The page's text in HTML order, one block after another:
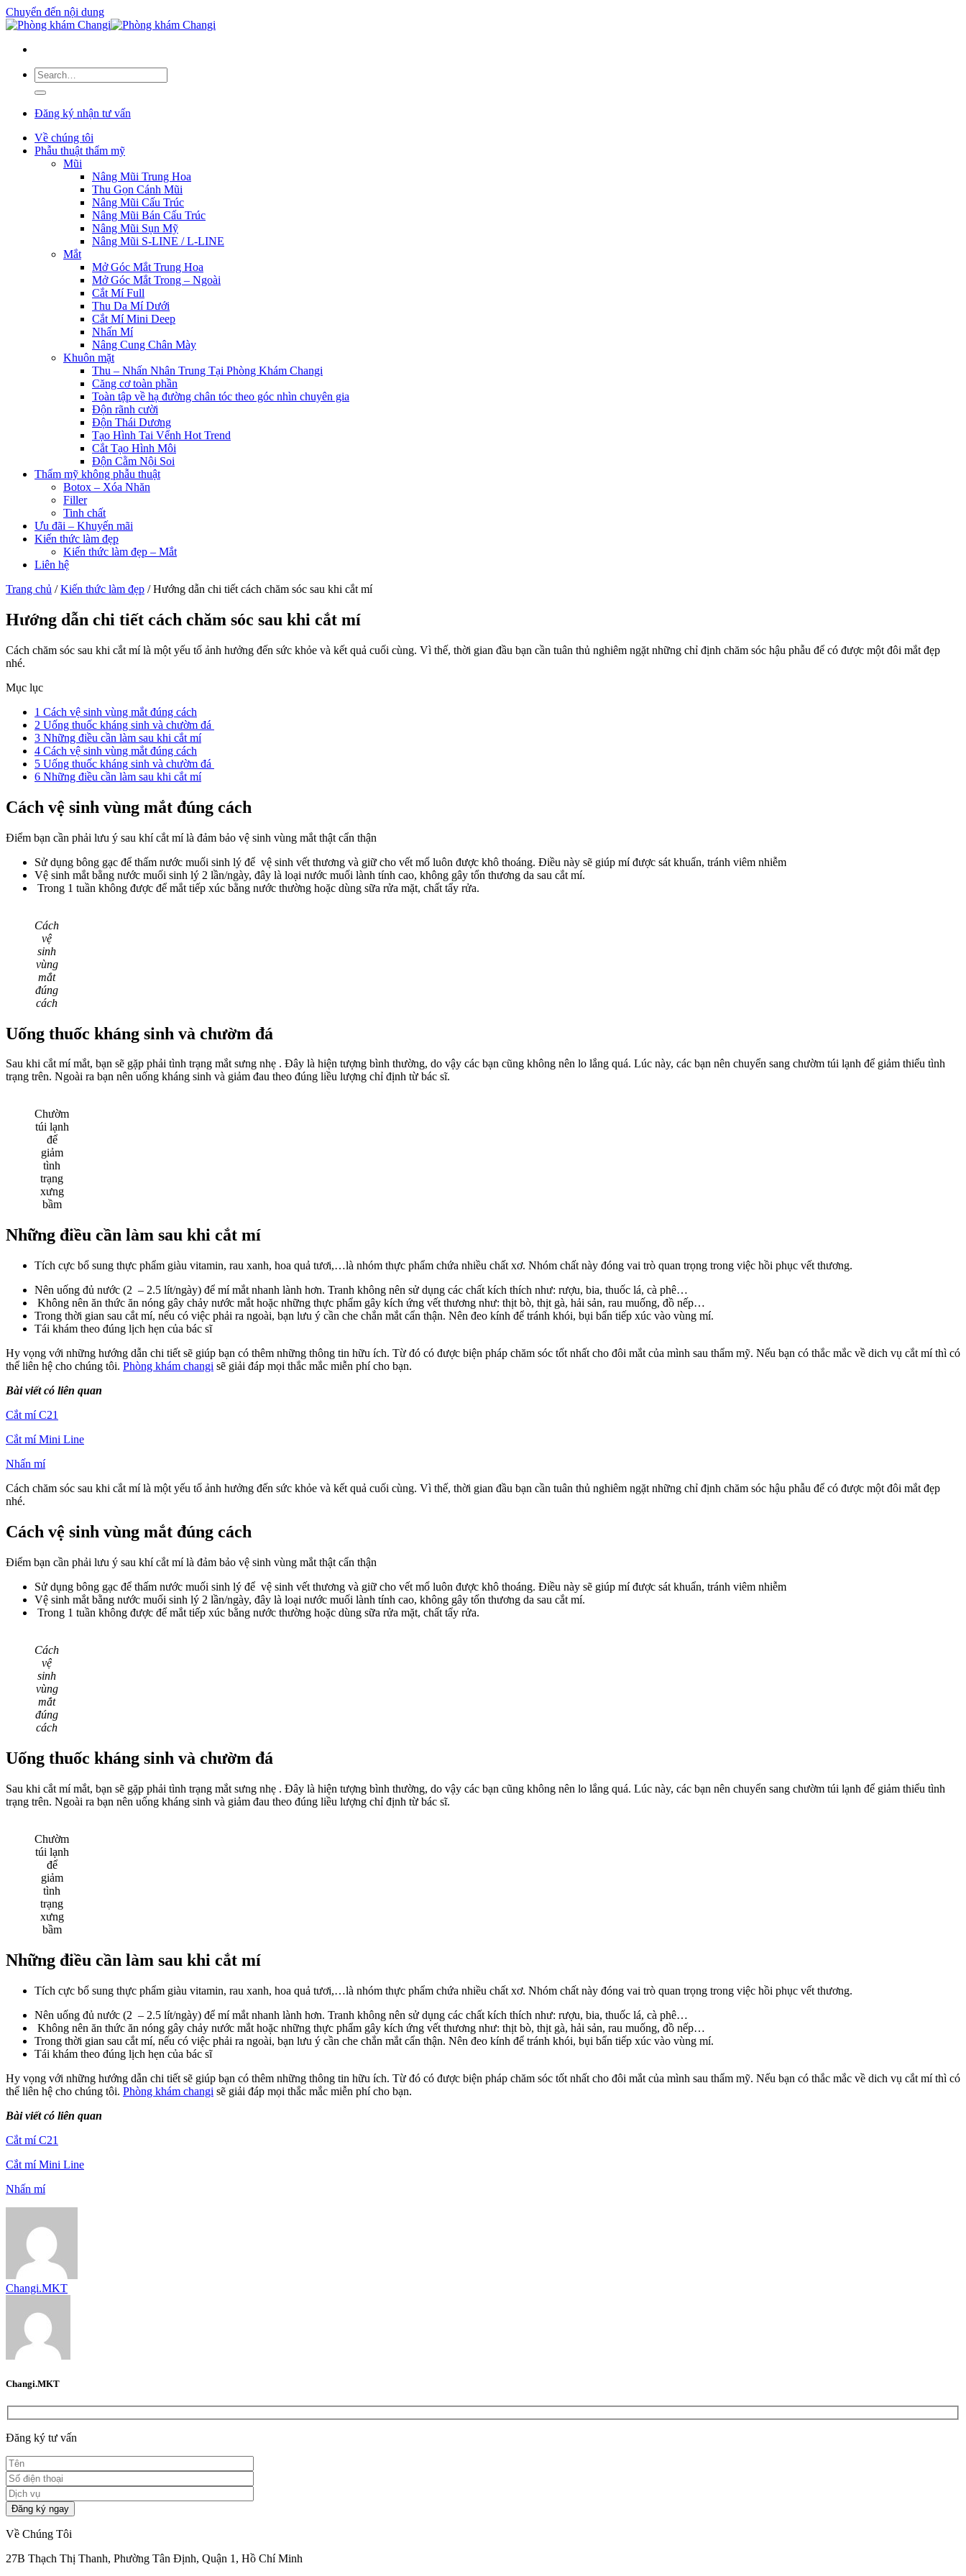
Chuyển đến nội dung
Đăng ký nhận tư vấn
Về chúng tôi
Phẫu thuật thẩm mỹ
Mũi
Nâng Mũi Trung Hoa
Thu Gọn Cánh Mũi
Nâng Mũi Cấu Trúc
Nâng Mũi Bán Cấu Trúc
Nâng Mũi Sụn Mỹ
Nâng Mũi S-LINE / L-LINE
Mắt
Mở Góc Mắt Trung Hoa
Mở Góc Mắt Trong – Ngoài
Cắt Mí Full
Thu Da Mí Dưới
Cắt Mí Mini Deep
Nhấn Mí
Nâng Cung Chân Mày
Khuôn mặt
Thu – Nhấn Nhân Trung Tại Phòng Khám Changi
Căng cơ toàn phần
Toàn tập về hạ đường chân tóc theo góc nhìn chuyên gia
Độn rãnh cười
Độn Thái Dương
Tạo Hình Tai Vểnh Hot Trend
Cắt Tạo Hình Môi
Độn Cằm Nội Soi
Thẩm mỹ không phẫu thuật
Botox – Xóa Nhăn
Filler
Tinh chất
Ưu đãi – Khuyến mãi
Kiến thức làm đẹp
Kiến thức làm đẹp – Mắt
Liên hệ
Trang chủ / Kiến thức làm đẹp /Hướng dẫn chi tiết cách chăm sóc sau khi cắt mí
Hướng dẫn chi tiết cách chăm sóc sau khi cắt mí
Cách chăm sóc sau khi cắt mí là một yếu tố ảnh hưởng đến sức khỏe và kết quả cuối cùng. Vì thế, thời gian đầu bạn cần tuân thủ nghiêm ngặt những chỉ định chăm sóc hậu phẫu để có được một đôi mắt đẹp
nhé.
Mục lục
1 Cách vệ sinh vùng mắt đúng cách
2 Uống thuốc kháng sinh và chườm đá
3 Những điều cần làm sau khi cắt mí
4 Cách vệ sinh vùng mắt đúng cách
5 Uống thuốc kháng sinh và chườm đá
6 Những điều cần làm sau khi cắt mí
Cách vệ sinh vùng mắt đúng cách
Điểm bạn cần phải lưu ý sau khí cắt mí là đảm bảo vệ sinh vùng mắt thật cẩn thận
Sử dụng bông gạc để thấm nước muối sinh lý để vệ sinh vết thương và giữ cho vết mổ luôn được khô thoáng. Điều này sẽ giúp mí được sát khuẩn, tránh viêm nhiễm
Vệ sinh mắt bằng nước muối sinh lý 2 lần/ngày, đây là loại nước muối lành tính cao, không gây tổn thương da sau cắt mí.
Trong 1 tuần không được để mắt tiếp xúc bằng nước thường hoặc dùng sữa rửa mặt, chất tẩy rửa.
Cách
vệ
sinh
vùng
mắt
đúng
cách
Uống thuốc kháng sinh và chườm đá
Sau khi cắt mí mắt, bạn sẽ gặp phải tình trạng mắt sưng nhẹ . Đây là hiện tượng bình thường, do vậy các bạn cũng không nên lo lắng quá. Lúc này, các bạn nên chuyển sang chườm túi lạnh để giảm thiểu tình
trạng trên. Ngoài ra bạn nên uống kháng sinh và giảm đau theo đúng liều lượng chỉ định từ bác sĩ.
Chườm
túi lạnh
để
giảm
tình
trạng
xưng
bầm
Những điều cần làm sau khi cắt mí
Tích cực bổ sung thực phẩm giàu vitamin, rau xanh, hoa quả tươi,…là nhóm thực phẩm chứa nhiều chất xơ. Nhóm chất này đóng vai trò quan trọng trong việc hồi phục vết thương.
Nên uống đủ nước (2 – 2.5 lít/ngày) để mí mắt nhanh lành hơn. Tranh không nên sử dụng các chất kích thích như: rượu, bia, thuốc lá, cà phê…
Không nên ăn thức ăn nóng gây chảy nước mắt hoặc những thực phẩm gây kích ứng vết thương như: thịt bò, thịt gà, hải sản, rau muống, đồ nếp…
Trong thời gian sau cắt mí, nếu có việc phải ra ngoài, bạn lưu ý cần che chắn mắt cẩn thận. Nên đeo kính để tránh khói, bụi bẩn tiếp xúc vào vùng mí.
Tái khám theo đúng lịch hẹn của bác sĩ
Hy vọng với những hướng dẫn chi tiết sẽ giúp bạn có thêm những thông tin hữu ích. Từ đó có được biện pháp chăm sóc tốt nhất cho đôi mắt của mình sau thẩm mỹ. Nếu bạn có thắc mắc về dich vụ cắt mí thì có
thể liên hệ cho chúng tôi. Phòng khám changi sẽ giải đáp mọi thắc mắc miễn phí cho bạn.
Bài viết có liên quan
Cắt mí C21
Cắt mí Mini Line
Nhấn mí
Cách chăm sóc sau khi cắt mí là một yếu tố ảnh hưởng đến sức khỏe và kết quả cuối cùng. Vì thế, thời gian đầu bạn cần tuân thủ nghiêm ngặt những chỉ định chăm sóc hậu phẫu để có được một đôi mắt đẹp
nhé.
Cách vệ sinh vùng mắt đúng cách
Điểm bạn cần phải lưu ý sau khí cắt mí là đảm bảo vệ sinh vùng mắt thật cẩn thận
Sử dụng bông gạc để thấm nước muối sinh lý để vệ sinh vết thương và giữ cho vết mổ luôn được khô thoáng. Điều này sẽ giúp mí được sát khuẩn, tránh viêm nhiễm
Vệ sinh mắt bằng nước muối sinh lý 2 lần/ngày, đây là loại nước muối lành tính cao, không gây tổn thương da sau cắt mí.
Trong 1 tuần không được để mắt tiếp xúc bằng nước thường hoặc dùng sữa rửa mặt, chất tẩy rửa.
Cách
vệ
sinh
vùng
mắt
đúng
cách
Uống thuốc kháng sinh và chườm đá
Sau khi cắt mí mắt, bạn sẽ gặp phải tình trạng mắt sưng nhẹ . Đây là hiện tượng bình thường, do vậy các bạn cũng không nên lo lắng quá. Lúc này, các bạn nên chuyển sang chườm túi lạnh để giảm thiểu tình
trạng trên. Ngoài ra bạn nên uống kháng sinh và giảm đau theo đúng liều lượng chỉ định từ bác sĩ.
Chườm
túi lạnh
để
giảm
tình
trạng
xưng
bầm
Những điều cần làm sau khi cắt mí
Tích cực bổ sung thực phẩm giàu vitamin, rau xanh, hoa quả tươi,…là nhóm thực phẩm chứa nhiều chất xơ. Nhóm chất này đóng vai trò quan trọng trong việc hồi phục vết thương.
Nên uống đủ nước (2 – 2.5 lít/ngày) để mí mắt nhanh lành hơn. Tranh không nên sử dụng các chất kích thích như: rượu, bia, thuốc lá, cà phê…
Không nên ăn thức ăn nóng gây chảy nước mắt hoặc những thực phẩm gây kích ứng vết thương như: thịt bò, thịt gà, hải sản, rau muống, đồ nếp…
Trong thời gian sau cắt mí, nếu có việc phải ra ngoài, bạn lưu ý cần che chắn mắt cẩn thận. Nên đeo kính để tránh khói, bụi bẩn tiếp xúc vào vùng mí.
Tái khám theo đúng lịch hẹn của bác sĩ
Hy vọng với những hướng dẫn chi tiết sẽ giúp bạn có thêm những thông tin hữu ích. Từ đó có được biện pháp chăm sóc tốt nhất cho đôi mắt của mình sau thẩm mỹ. Nếu bạn có thắc mắc về dich vụ cắt mí thì có
thể liên hệ cho chúng tôi. Phòng khám changi sẽ giải đáp mọi thắc mắc miễn phí cho bạn.
Bài viết có liên quan
Cắt mí C21
Cắt mí Mini Line
Nhấn mí
Changi.MKT
Changi.MKT
Đăng ký tư vấn
Về Chúng Tôi
27B Thạch Thị Thanh, Phường Tân Định, Quận 1, Hồ Chí Minh